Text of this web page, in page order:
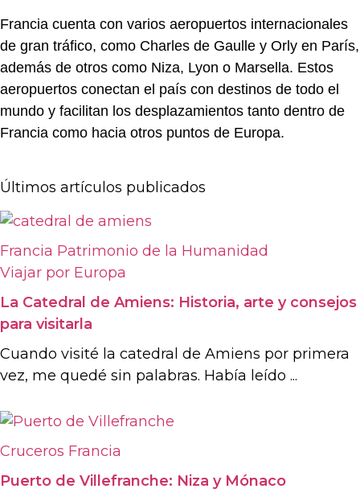
Francia cuenta con varios aeropuertos internacionales
de gran tráfico, como Charles de Gaulle y Orly en París,
además de otros como Niza, Lyon o Marsella. Estos
aeropuertos conectan el país con destinos de todo el
mundo y facilitan los desplazamientos tanto dentro de
Francia como hacia otros puntos de Europa.
Últimos artículos publicados
Francia Patrimonio de la Humanidad
Viajar por Europa
La Catedral de Amiens: Historia, arte y consejos
para visitarla
Cuando visité la catedral de Amiens por primera
vez, me quedé sin palabras. Había leído ...
Cruceros Francia
Puerto de Villefranche: Niza y Mónaco